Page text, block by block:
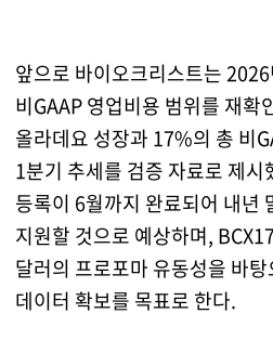
앞으로 바이오크리스트는
비GAAP 영업비용 범위를 재확
올라데요 성장과 17%의 총 비
1분기 추세를 검증 자료로 제
등록이 6월까지 완료되어 내년
지원할 것으로 예상하며,
달러의 프로포마 유동성을 바
데이터 확보를 목표로 한다.